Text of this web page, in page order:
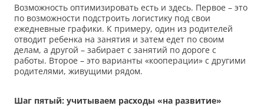
Возможность оптимизировать есть и здесь. Первое – это
по возможности подстроить логистику под свои
ежедневные графики. К примеру, один из родителей
отводит ребенка на занятия и затем едет по своим
делам, а другой – забирает с занятий по дороге с
работы. Второе – это варианты «кооперации» с другими
родителями, живущими рядом.
Шаг пятый: учитываем расходы «на развитие»